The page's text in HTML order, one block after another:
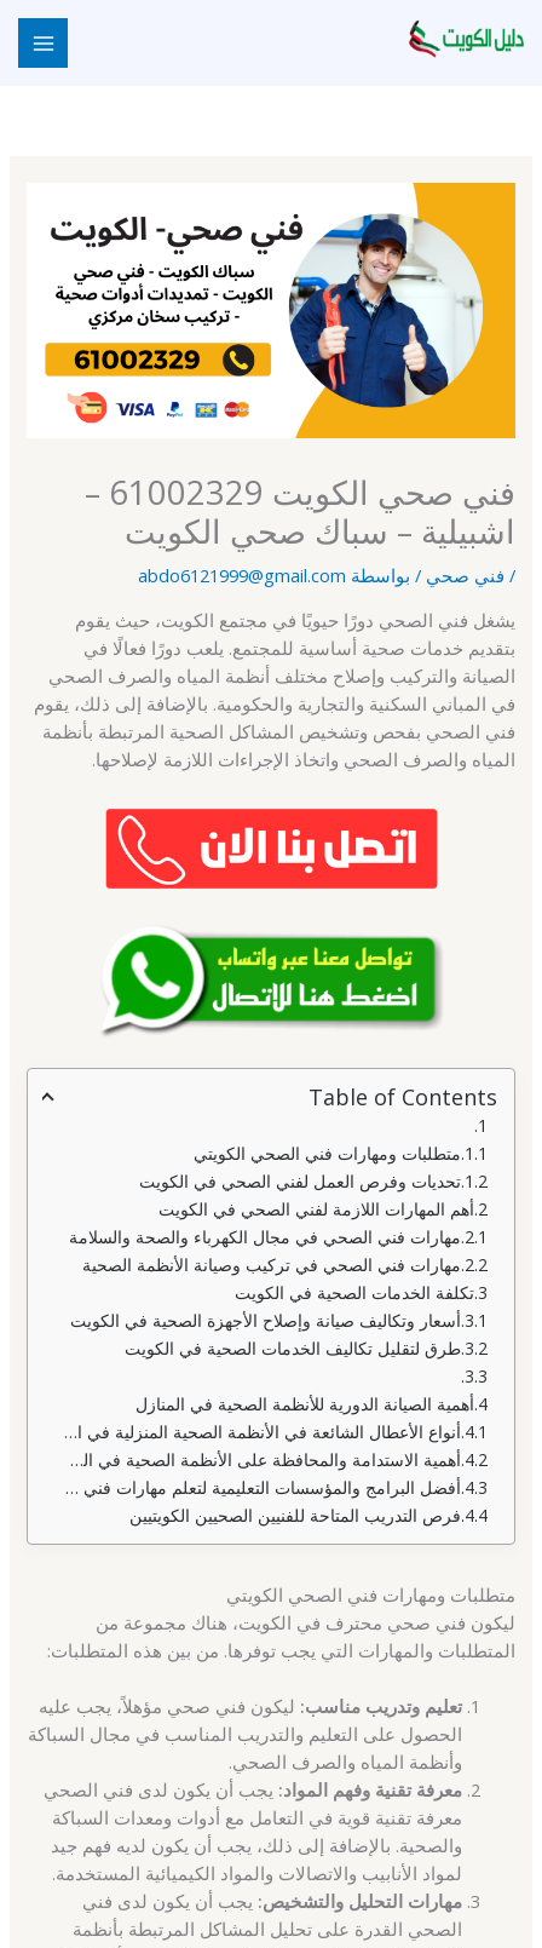
إلى
فني صحي الكويت 61002329 –
اشبيلية – سباك صحي الكويت
/ فني صحي / بواسطة abdo6121999@gmail.com
يشغل فني الصحي دورًا حيويًا في مجتمع الكويت، حيث يقوم
بتقديم خدمات صحية أساسية للمجتمع. يلعب دورًا فعالًا في
الصيانة والتركيب وإصلاح مختلف أنظمة المياه والصرف الصحي
في المباني السكنية والتجارية والحكومية. بالإضافة إلى ذلك، يقوم
فني الصحي بفحص وتشخيص المشاكل الصحية المرتبطة بأنظمة
المياه والصرف الصحي واتخاذ الإجراءات اللازمة لإصلاحها.
Table of Contents
متطلبات ومهارات فني الصحي الكويتي
تحديات وفرص العمل لفني الصحي في الكويت
أهم المهارات اللازمة لفني الصحي في الكويت
مهارات فني الصحي في مجال الكهرباء والصحة والسلامة
مهارات فني الصحي في تركيب وصيانة الأنظمة الصحية
تكلفة الخدمات الصحية في الكويت
أسعار وتكاليف صيانة وإصلاح الأجهزة الصحية في الكويت
طرق لتقليل تكاليف الخدمات الصحية في الكويت
أهمية الصيانة الدورية للأنظمة الصحية في المنازل
أنواع الأعطال الشائعة في الأنظمة الصحية المنزلية في الكويت
أهمية الاستدامة والمحافظة على الأنظمة الصحية في الكويت
أفضل البرامج والمؤسسات التعليمية لتعلم مهارات فني الصحة في الكويت
فرص التدريب المتاحة للفنيين الصحيين الكويتيين
متطلبات ومهارات فني الصحي الكويتي
ليكون فني صحي محترف في الكويت، هناك مجموعة من
المتطلبات والمهارات التي يجب توفرها. من بين هذه المتطلبات:
تعليم وتدريب مناسب: ليكون فني صحي مؤهلاً، يجب عليه
الحصول على التعليم والتدريب المناسب في مجال السباكة
وأنظمة المياه والصرف الصحي.
معرفة تقنية وفهم المواد: يجب أن يكون لدى فني الصحي
معرفة تقنية قوية في التعامل مع أدوات ومعدات السباكة
والصحية. بالإضافة إلى ذلك، يجب أن يكون لديه فهم جيد
لمواد الأنابيب والاتصالات والمواد الكيميائية المستخدمة.
مهارات التحليل والتشخيص: يجب أن يكون لدى فني
الصحي القدرة على تحليل المشاكل المرتبطة بأنظمة